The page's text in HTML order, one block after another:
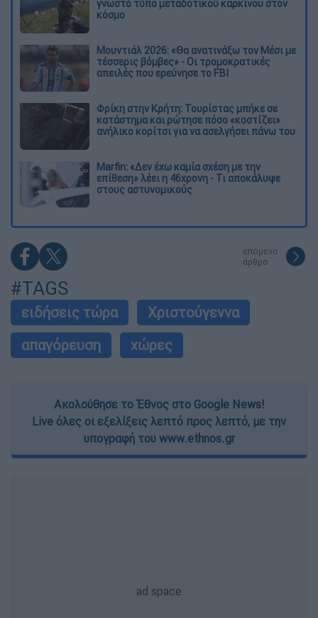
γνωστό τύπο μεταδοτικού καρκίνου στον
κόσμο
Μουντιάλ 2026: «Θα ανατινάξω τον Μέσι με
τέσσερις βόμβες» - Οι τρομοκρατικές
απειλές που ερεύνησε το FBI
Φρίκη στην Κρήτη: Τουρίστας μπήκε σε
κατάστημα και ρώτησε πόσο «κοστίζει»
ανήλικο κορίτσι για να ασελγήσει πάνω του
Marfin: «Δεν έχω καμία σχέση με την
επίθεση» λέει η 46χρονη - Τι αποκάλυψε
στους αστυνομικούς
επόμενο
άρθρο
#TAGS
ειδήσεις τώρα
Χριστούγεννα
απαγόρευση
χώρες
Ακολούθησε το Έθνος στο Google News!
Live όλες οι εξελίξεις λεπτό προς λεπτό, με την
υπογραφή του www.ethnos.gr